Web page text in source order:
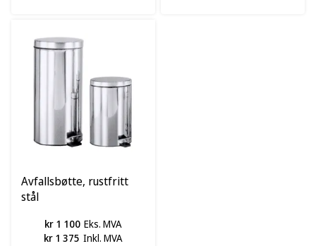
Avfallsbøtte, rustfritt
stål
kr 1 100 Eks. MVA
kr 1 375 Inkl. MVA